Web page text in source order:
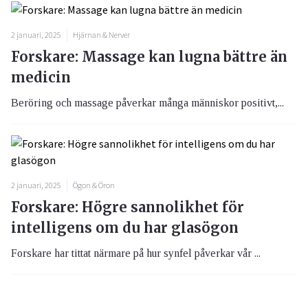
2 januari, 2025 Hjärnan & Nerver
Forskare: Massage kan lugna bättre än
medicin
Beröring och massage påverkar många människor positivt,...
2 januari, 2025 Ögon & Öron
Forskare: Högre sannolikhet för
intelligens om du har glasögon
Forskare har tittat närmare på hur synfel påverkar vår ...